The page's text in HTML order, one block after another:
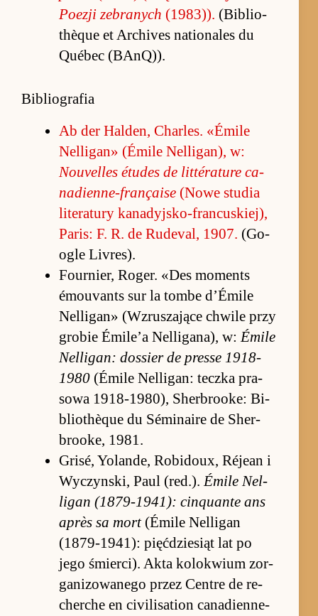
Po­ezji ze­branych (1983)). (Bi­blio­
thèque et Ar­chi­ves na­tio­na­les du
Québec (BAnQ)).
Bibliografia
Ab der Hal­den, Char­les. «Émile
Nel­ligan» (Émile Nel­liga­n), w:
Nouvel­les étu­des de lit­térature ca­
na­dien­ne-française(Nowe stu­dia
literatury ka­na­dyj­sko-fran­cu­skie­j),
Pa­ris: F. R. de Rude­val, 1907. (Go­
ogle Livres).
Fo­ur­nier, Ro­ger. «Des mo­ments
émo­uvants sur la tombe d’Émile
Nel­ligan» (W­zrusza­jące chwile przy
gro­bie Émi­le’a Nel­liga­na), w:Émile
Nel­ligan: do­ssier de presse 1918-
1980(Émile Nel­ligan: teczka pra­
sowa 1918-1980), Sher­bro­oke: Bi­
blio­thèque du Sémi­na­ire de Sher­
bro­oke, 1981.
Grisé, Yolan­de, Ro­bi­doux, Réjean i
Wy­czyn­ski, Paul (red.).Émile Nel­
ligan (1879-1941): ci­nquante ans
après sa mort(Émile Nel­ligan
(1879-1941): pięć­dzie­siąt lat po
jego śmier­ci). Akta ko­lokwium zor­
ga­nizowanego przez Cen­tre de re­
cher­che en ci­vilisation ca­na­dien­ne-